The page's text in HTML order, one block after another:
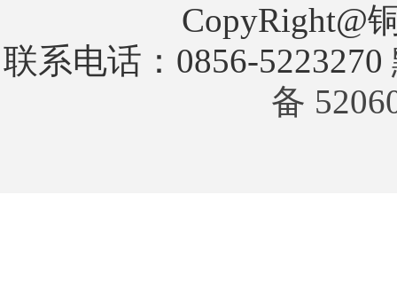
CopyRight@
联系电话：0856-5223270
备